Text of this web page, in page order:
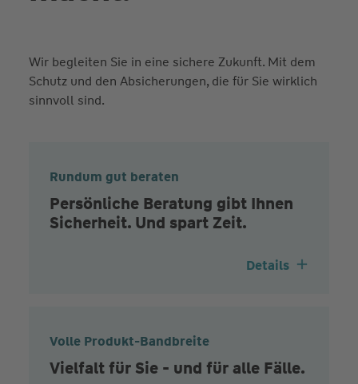
Wir begleiten Sie in eine sichere Zukunft. Mit dem
Schutz und den Absicherungen, die für Sie wirklich
sinnvoll sind.
Rundum gut beraten
Persönliche Beratung gibt Ihnen
Sicherheit. Und spart Zeit.
Details
Volle Produkt-Bandbreite
Vielfalt für Sie - und für alle Fälle.